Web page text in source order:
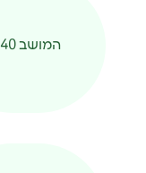
המושב 40, כרכור